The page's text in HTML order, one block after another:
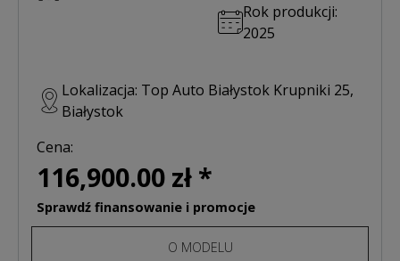
Rok produkcji:
2025
Lokalizacja: Top Auto Białystok Krupniki 25,
Białystok
Cena:
116,900.00 zł *
Sprawdź finansowanie i promocje
O MODELU